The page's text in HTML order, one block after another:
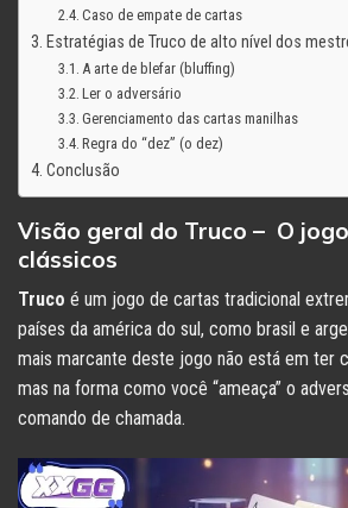
Caso de empate de cartas
Estratégias de Truco de alto nível dos
A arte de blefar (bluffing)
Ler o adversário
Gerenciamento das cartas manilhas
Regra do “dez” (o dez)
Conclusão
Visão geral do Truco – O
clássicos
Truco é um jogo de cartas tradicional
países da américa do sul, como brasil e
mais marcante deste jogo não está em ter
mas na forma como você “ameaça” o
comando de chamada.